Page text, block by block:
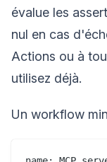
évalue les
nul en cas
Actions ou à
utilisez déjà.
Un workflow